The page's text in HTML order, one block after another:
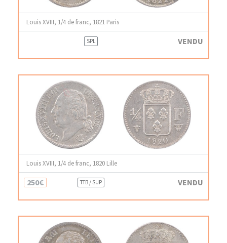
Louis XVIII, 1/4 de franc, 1821 Paris
SPL VENDU
Louis XVIII, 1/4 de franc, 1820 Lille
250€ TTB / SUP VENDU